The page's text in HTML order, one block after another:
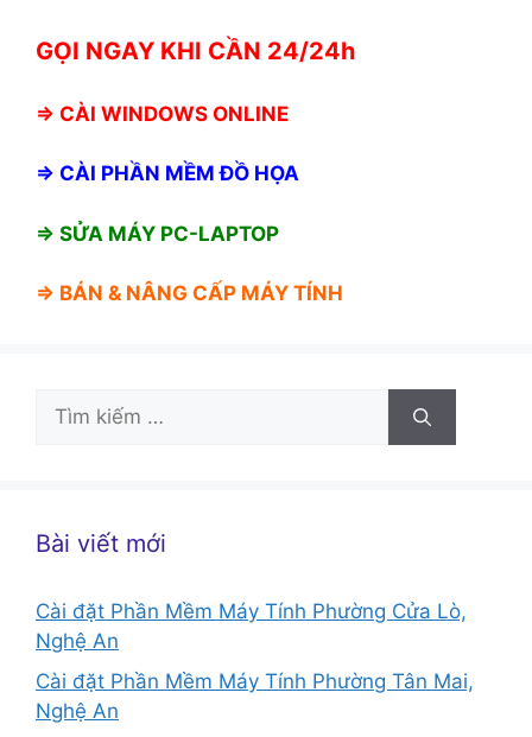
GỌI NGAY KHI CẦN 24/24h
⇒ CÀI WINDOWS ONLINE
⇒ CÀI PHẦN MỀM ĐỒ HỌA
⇒ SỬA MÁY PC-LAPTOP
⇒ BÁN & NÂNG CẤP MÁY TÍNH
Tìm
Bài viết mới
Cài đặt Phần Mềm Máy Tính Phường Cửa Lò,
Nghệ An
Cài đặt Phần Mềm Máy Tính Phường Tân Mai,
Nghệ An